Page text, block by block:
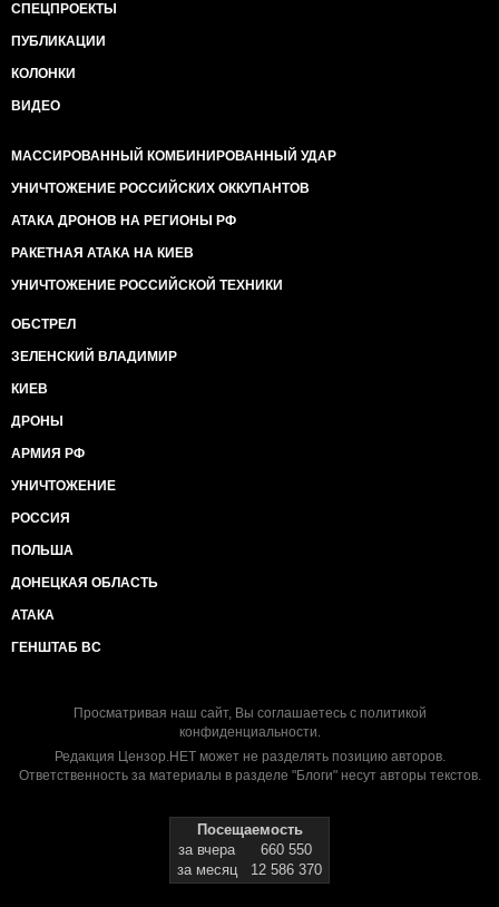
СПЕЦПРОЕКТЫ
ПУБЛИКАЦИИ
КОЛОНКИ
ВИДЕО
МАССИРОВАННЫЙ КОМБИНИРОВАННЫЙ УДАР
УНИЧТОЖЕНИЕ РОССИЙСКИХ ОККУПАНТОВ
АТАКА ДРОНОВ НА РЕГИОНЫ РФ
РАКЕТНАЯ АТАКА НА КИЕВ
УНИЧТОЖЕНИЕ РОССИЙСКОЙ ТЕХНИКИ
ОБСТРЕЛ
ЗЕЛЕНСКИЙ ВЛАДИМИР
КИЕВ
ДРОНЫ
АРМИЯ РФ
УНИЧТОЖЕНИЕ
РОССИЯ
ПОЛЬША
ДОНЕЦКАЯ ОБЛАСТЬ
АТАКА
ГЕНШТАБ ВС
Просматривая наш сайт, Вы соглашаетесь с политикой
конфиденциальности.
Редакция Цензор.НЕТ может не разделять позицию авторов.
Ответственность за материалы в разделе "Блоги" несут авторы текстов.
Посещаемость
за вчера
660 550
за месяц
12 586 370